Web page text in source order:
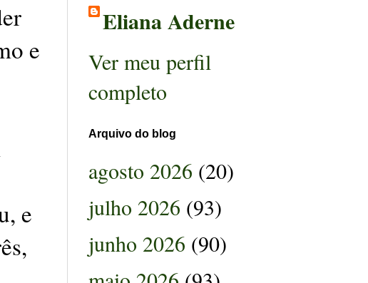
e
e
Eliana Aderne
Ver meu perfil
completo
Arquivo do blog
agosto 2026 (20)
julho 2026 (93)
junho 2026 (90)